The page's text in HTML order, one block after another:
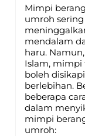
Mimpi
umroh
mendalam
haru.
Islam, mimpi
boleh
berlebihan.
beberapa
dalam
mimpi
umroh: